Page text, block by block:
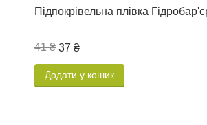
Підпокрівельна плівка
41 ₴ 37 ₴
Додати у кошик